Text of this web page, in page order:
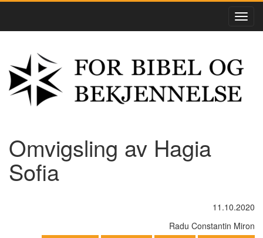
Omvigsling av Hagia
Sofia
11.10.2020
Radu Constantin Miron